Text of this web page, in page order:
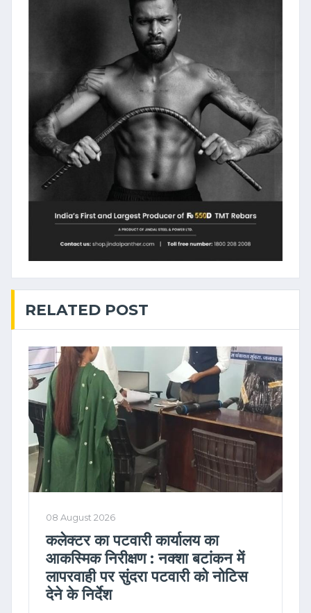
RELATED POST
08 August 2026
कलेक्टर का पटवारी कार्यालय का
आकस्मिक निरीक्षण : नक्शा बटांकन में
लापरवाही पर सुंदरा पटवारी को नोटिस
देने के निर्देश